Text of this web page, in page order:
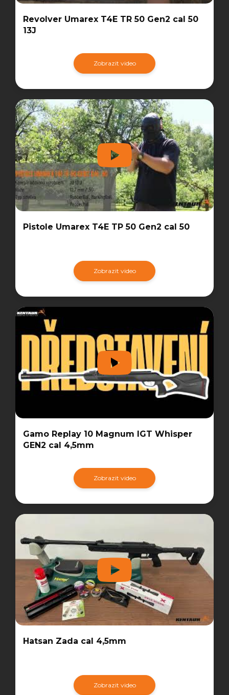
Revolver Umarex T4E TR 50 Gen2 cal 50
13J
Zobrazit video
Pistole Umarex T4E TP 50 Gen2 cal 50
Zobrazit video
Gamo Replay 10 Magnum IGT Whisper
GEN2 cal 4,5mm
Zobrazit video
Hatsan Zada cal 4,5mm
Zobrazit video